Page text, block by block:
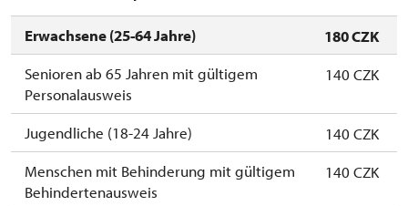
Erwachsene (25-64 Jahre)
180 CZK
Senioren ab 65 Jahren mit gültigem
Personalausweis
140 CZK
Jugendliche (18-24 Jahre)
140 CZK
Menschen mit Behinderung mit gültigem
Behindertenausweis
140 CZK